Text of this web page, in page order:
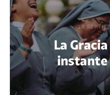
14
La
instante
POR ABNER